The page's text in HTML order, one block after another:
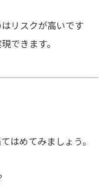
リスクが高いです
できます。
はめてみましょう。